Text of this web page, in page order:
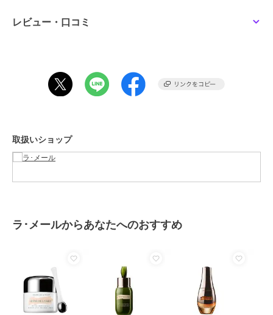
ブランド
性別タイプ
レディース
スキンケア ／ 美容液・オイル
素材
レビュー・口コミ
取扱いショップ
ラ･メールからあなたへのおすすめ